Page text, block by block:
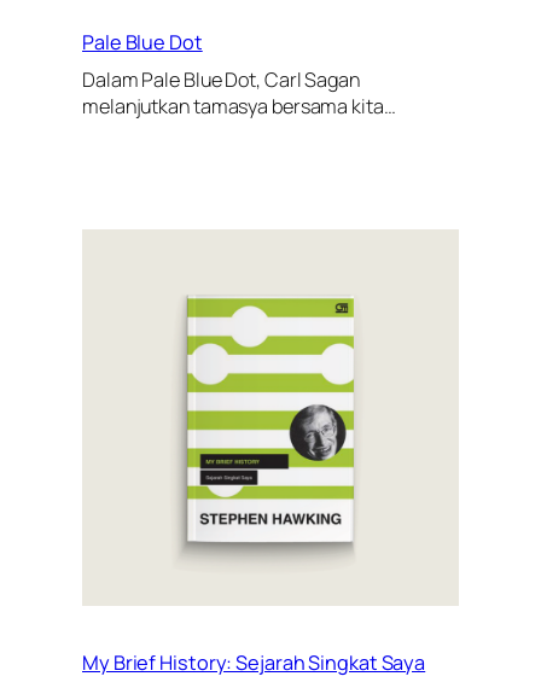
Pale Blue Dot
Dalam Pale Blue Dot, Carl Sagan
melanjutkan tamasya bersama kita…
My Brief History: Sejarah Singkat Saya